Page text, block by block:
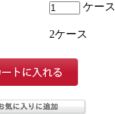
ケース
2ケース